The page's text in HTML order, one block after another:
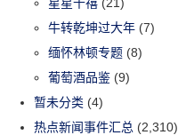
牛转乾坤过大年 (7)
缅怀林顿专题 (8)
葡萄酒品鉴 (9)
暂未分类 (4)
热点新闻事件汇总 (2,310)